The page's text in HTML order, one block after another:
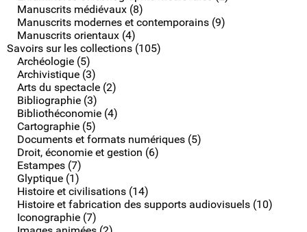
Manuscrits médiévaux (8)
Manuscrits modernes et contemporains (9)
Manuscrits orientaux (4)
Savoirs sur les collections (105)
Archéologie (5)
Archivistique (3)
Arts du spectacle (2)
Bibliographie (3)
Bibliothéconomie (4)
Cartographie (5)
Documents et formats numériques (5)
Droit, économie et gestion (6)
Estampes (7)
Glyptique (1)
Histoire et civilisations (14)
Histoire et fabrication des supports audiovisuels (10)
Iconographie (7)